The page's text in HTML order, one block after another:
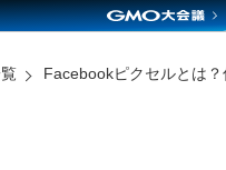
Facebookピクセルとは